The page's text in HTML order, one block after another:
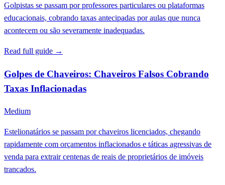
Golpistas se passam por professores particulares ou plataformas
educacionais, cobrando taxas antecipadas por aulas que nunca
acontecem ou são severamente inadequadas.
Read full guide →
Golpes de Chaveiros: Chaveiros Falsos Cobrando
Taxas Inflacionadas
Medium
Estelionatários se passam por chaveiros licenciados, chegando
rapidamente com orçamentos inflacionados e táticas agressivas de
venda para extrair centenas de reais de proprietários de imóveis
trancados.